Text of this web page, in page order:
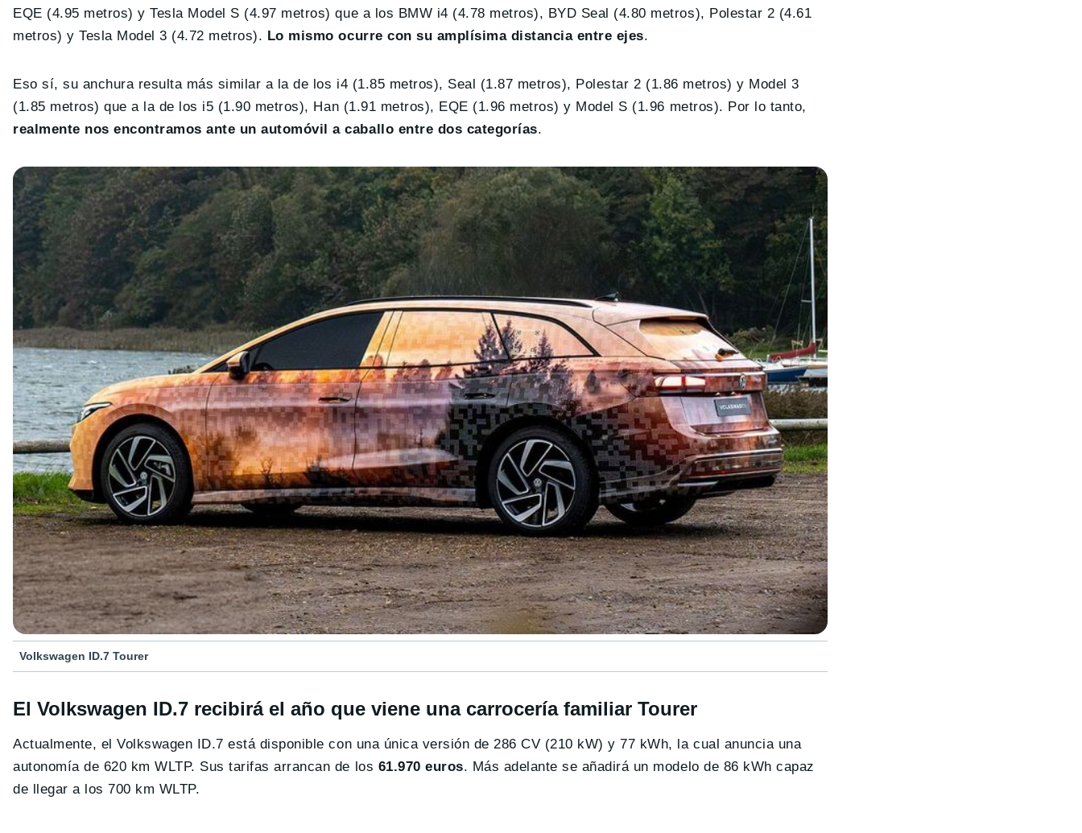
EQE (4.95 metros) y Tesla Model S (4.97 metros) que a los BMW i4 (4.78 metros), BYD Seal (4.80 metros), Polestar 2 (4.61
metros) y Tesla Model 3 (4.72 metros). Lo mismo ocurre con su amplísima distancia entre ejes.
Eso sí, su anchura resulta más similar a la de los i4 (1.85 metros), Seal (1.87 metros), Polestar 2 (1.86 metros) y Model 3
(1.85 metros) que a la de los i5 (1.90 metros), Han (1.91 metros), EQE (1.96 metros) y Model S (1.96 metros). Por lo tanto,
realmente nos encontramos ante un automóvil a caballo entre dos categorías.
Volkswagen ID.7 Tourer
El Volkswagen ID.7 recibirá el año que viene una carrocería familiar Tourer
Actualmente, el Volkswagen ID.7 está disponible con una única versión de 286 CV (210 kW) y 77 kWh, la cual anuncia una
autonomía de 620 km WLTP. Sus tarifas arrancan de los 61.970 euros. Más adelante se añadirá un modelo de 86 kWh capaz
de llegar a los 700 km WLTP.